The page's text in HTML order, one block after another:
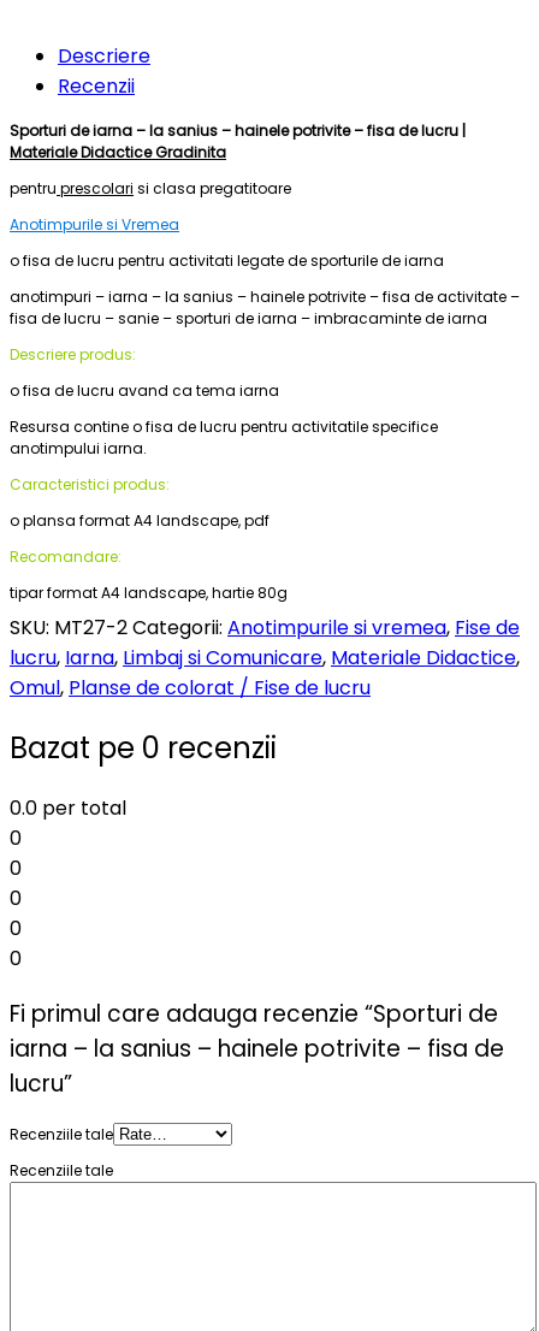
Descriere
Recenzii
Sporturi de iarna – la sanius – hainele potrivite – fisa de lucru |
Materiale Didactice Gradinita
pentru prescolari si clasa pregatitoare
Anotimpurilesi Vremea
o fisa de lucru pentru activitati legate de sporturile de iarna
anotimpuri – iarna – la sanius – hainele potrivite – fisa de activitate –
fisa de lucru – sanie – sporturi de iarna – imbracaminte de iarna
Descriere produs:
o fisa de lucru avand ca tema iarna
Resursa contine o fisa de lucru pentru activitatile specifice
anotimpului iarna.
Caracteristici produs:
o plansa format A4 landscape, pdf
Recomandare:
tipar format A4 landscape, hartie 80g
SKU: MT27-2Categorii: Anotimpurile si vremea, Fise de
lucru, Iarna, Limbaj si Comunicare, Materiale Didactice,
Omul, Planse de colorat / Fise de lucru
Bazat pe 0 recenzii
0.0 per total
0
0
0
0
0
Fi primul care adauga recenzie “Sporturi de
iarna – la sanius – hainele potrivite – fisa de
lucru”
Recenziile tale
Recenziile tale